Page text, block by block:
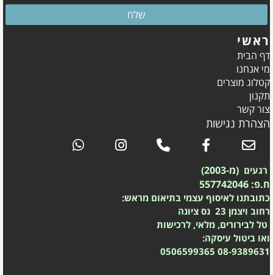
ראשי
דף הבית
מי אנחנו
קטלוג מוצרים
תקנון
צור קשר
הצהרת נגישות
רגעים (מ-2003)
ח.פ: 557742046
כתובתנו לאיסוף עצמי בתיאום מראש:
רחוב ויצמן 23 נס ציונה
טל לבירורים, מלאי, לרכישות
ואו ביטול עיסקה:
08-9389631
0506599365